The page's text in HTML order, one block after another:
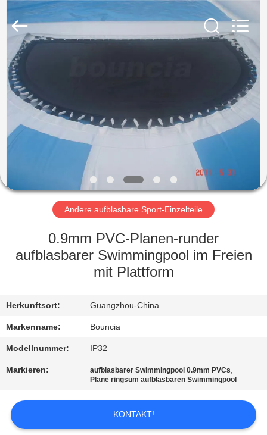
HAUS
PRODUKTE
VIDEOS
ÜBER
UNS
FABRIK-
AUSFLUG
TRETEN
SIE
MIT
IN
VERBINDUNG
Bouncia
Factory.
Reserved.
Andere aufblasbare Sport-Einzelteile
0.9mm PVC-Planen-runder
aufblasbarer Swimmingpool im Freien
mit Plattform
Herkunftsort: Guangzhou-China
Markenname: Bouncia
Modellnummer: IP32
Markieren: aufblasbarer Swimmingpool 0.9mm PVCs,
Plane ringsum aufblasbaren Swimmingpool
KONTAKT!